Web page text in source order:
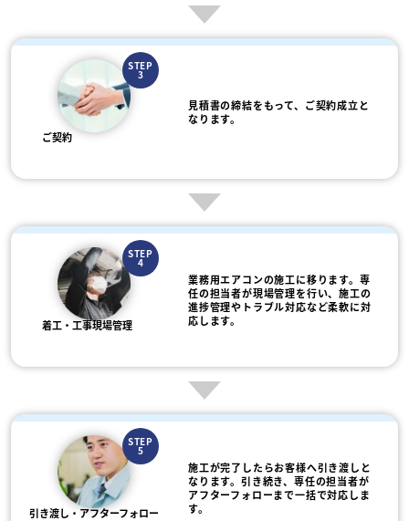
STEP
3
ご契約
見積書の締結をもって、ご契約成立と
なります。
STEP
4
着工・工事現場管理
業務用エアコンの施工に移ります。専
任の担当者が現場管理を行い、施工の
進捗管理やトラブル対応など柔軟に対
応します。
STEP
5
引き渡し・アフターフォロー
施工が完了したらお客様へ引き渡しと
なります。引き続き、専任の担当者が
アフターフォローまで一括で対応しま
す。